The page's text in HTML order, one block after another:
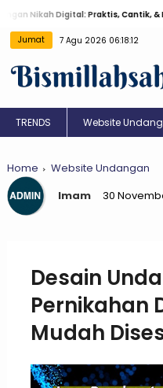
Nikah Digital: Praktis, Cantik, &
Jumat 7 Agu 2026 06:18:13
TRENDS Website
Home
Website Undangan
Imam
30
Desain
Pernikahan
Mudah